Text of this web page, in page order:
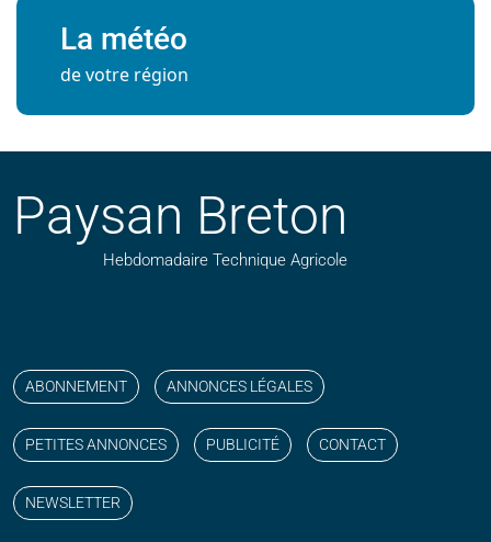
La météo
de votre région
Paysan Breton
Hebdomadaire Technique Agricole
ABONNEMENT ANNONCES LÉGALES
PETITES ANNONCES PUBLICITÉ CONTACT
NEWSLETTER